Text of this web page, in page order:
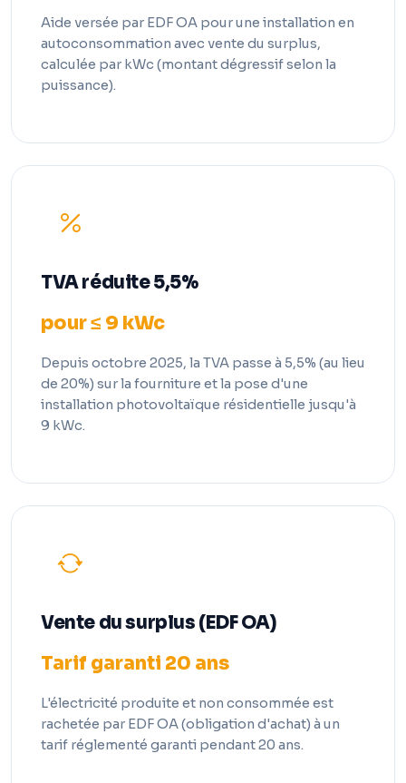
Aide versée par EDF OA pour une installation en
autoconsommation avec vente du surplus,
calculée par kWc (montant dégressif selon la
puissance).
TVA réduite 5,5%
pour ≤ 9 kWc
Depuis octobre 2025, la TVA passe à 5,5% (au lieu
de 20%) sur la fourniture et la pose d'une
installation photovoltaïque résidentielle jusqu'à
9 kWc.
Vente du surplus (EDF OA)
Tarif garanti 20 ans
L'électricité produite et non consommée est
rachetée par EDF OA (obligation d'achat) à un
tarif réglementé garanti pendant 20 ans.